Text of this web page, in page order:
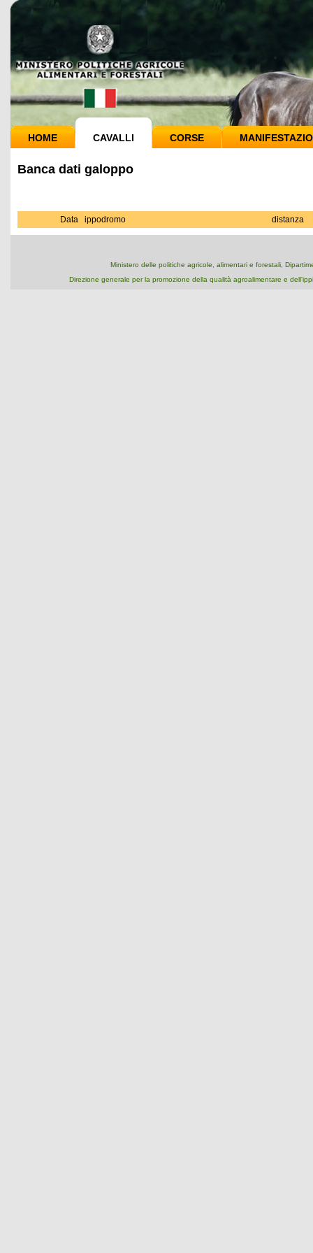
HOME CAVALLI CORSE
Banca dati galoppo
Data ippodromo distanza
Ministero delle politiche agricole, alimentari e forestali,
Direzione generale per la promozione della qualità agroalimentare e